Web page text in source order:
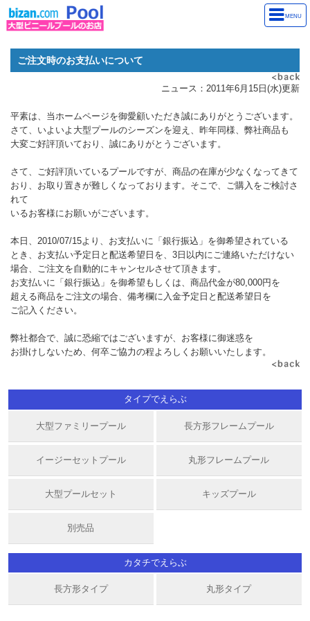
MENU
ご注文時のお支払いについて
ニュース：2011年6月15日(水)更新
平素は、当ホームページを御愛顧いただき誠にありがとうございます。
さて、いよいよ大型プールのシーズンを迎え、昨年同様、弊社商品も
大変ご好評頂いており、誠にありがとうございます。
さて、ご好評頂いているプールですが、商品の在庫が少なくなってきて
おり、お取り置きが難しくなっております。そこで、ご購入をご検討さ
れて
いるお客様にお願いがございます。
本日、2010/07/15より、お支払いに「銀行振込」を御希望されている
とき、お支払い予定日と配送希望日を、3日以内にご連絡いただけない
場合、ご注文を自動的にキャンセルさせて頂きます。
お支払いに「銀行振込」を御希望もしくは、商品代金が80,000円を
超える商品をご注文の場合、備考欄に入金予定日と配送希望日を
ご記入ください。
弊社都合で、誠に恐縮ではございますが、お客様に御迷惑を
お掛けしないため、何卒ご協力の程よろしくお願いいたします。
タイプでえらぶ
大型ファミリープール 長方形フレームプール
イージーセットプール 丸形フレームプール
大型プールセット キッズプール
別売品
カタチでえらぶ
長方形タイプ 丸形タイプ